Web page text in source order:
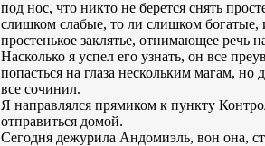
под нос, что никто не берется снять
слишком слабые, то ли слишком
простенькое заклятье, отнимающее речь
Насколько я успел его узнать, он все
попасться на глаза нескольким магам,
все сочинил.
Я направлялся прямиком к пункту
отправиться домой.
Сегодня дежурила Андомиэль, вон она,